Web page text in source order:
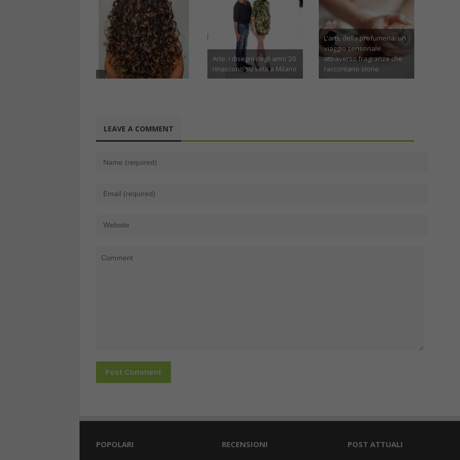
Arte: i disegni degli anni ’20
rinascono su seta a Milano
L’arte della profumeria: un
viaggio sensoriale
attraverso fragranze che
raccontano storie
Le migliori gioiellerie in
Toscana tra Lucca e
Montecatini
Profumo Valentino: Un
Viaggio Olfattivo Tra
Eleganza e Innovazione
LEAVE A COMMENT
POPOLARI RECENSIONI POST ATTUALI